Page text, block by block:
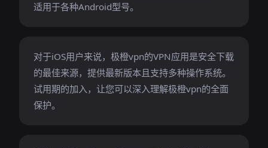
适用于各种Android型号。
对于iOS用户来说，极橙vpn的VPN应用是安全下载
的最佳来源，提供最新版本且支持多种操作系统。
试用期的加入，让您可以深入理解极橙vpn的全面
保护。